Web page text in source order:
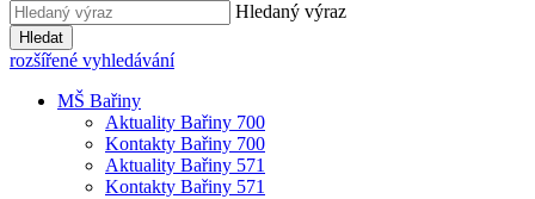
Hledaný výraz
Hledat
rozšířené vyhledávání
MŠ Bařiny
Aktuality Bařiny 700
Kontakty Bařiny 700
Aktuality Bařiny 571
Kontakty Bařiny 571